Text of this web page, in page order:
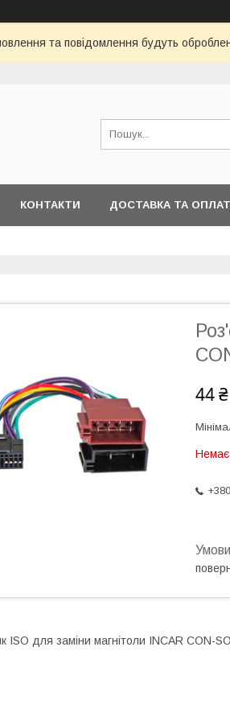
та повідомлення будуть
КОНТАКТИ ДОСТАВКА ТА
44 ₴
Немає
ISO для заміни магнітоли INCAR CON-